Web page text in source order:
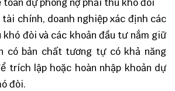
toán dự phòng nợ phải thu khó đòi
tài chính, doanh nghiệp xác định các
khó đòi và các khoản đầu tư nắm giữ
có bản chất tương tự có khả năng
trích lập hoặc hoàn nhập khoản dự
đòi.